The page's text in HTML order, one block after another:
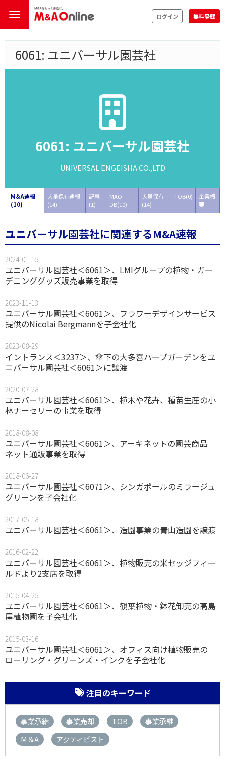
ログイン 無料登録
6061: ユニバーサル園芸社
6061: ユニバーサル園芸社
UNIVERSAL ENGEISHA CO.,LTD
M&A速報
(10)
大量保有速報
(14)
記事
(1)
MAO
DB(10)
大量保有
(14)
TOB(0)
企業概
要
ユニバーサル園芸社に関連するM&A速報
2024-01-15
ユニバーサル園芸社＜6061＞、LMIグループの植物・ガー
デニンググッズ販売事業を取得
2023-11-13
ユニバーサル園芸社＜6061＞、フラワーデザインサービス
提供のNicolai Bergmannを子会社化
2023-08-29
イントランス＜3237＞、傘下の大多喜ハーブガーデンをユ
ニバーサル園芸社＜6061＞に譲渡
2020-07-28
ユニバーサル園芸社＜6061＞、植木や花卉、種苗生産の小
林ナーセリーの事業を取得
2018-08-08
ユニバーサル園芸社＜6061＞、アーキネットの園芸商品
ネット通販事業を取得
2018-06-27
ユニバーサル園芸社＜6071＞、シンガポールのミラージュ
グリーンを子会社化
2017-05-18
ユニバーサル園芸社＜6061＞、造園事業の青山造園を譲渡
2016-02-22
ユニバーサル園芸社＜6061＞、植物販売の米セッジフィー
ルドより2支店を取得
2015-04-25
ユニバーサル園芸社＜6061＞、観葉植物・鉢花卸売の高島
屋植物園を子会社化
2015-03-16
ユニバーサル園芸社＜6061＞、オフィス向け植物販売の
ローリング・グリーンズ・インクを子会社化
注目のキーワード
事業承継 事業売却 TOB
事業承継
M＆A
アクティビスト